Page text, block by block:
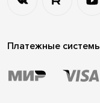
Платежные